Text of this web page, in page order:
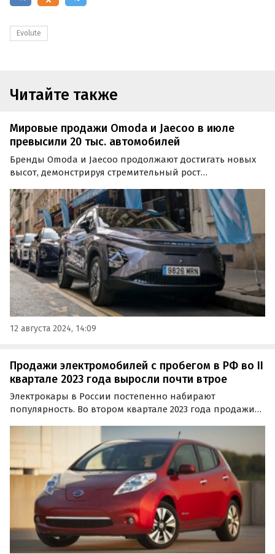
Evolute
Читайте также
Мировые продажи Omoda и Jaecoo в июле
превысили 20 тыс. автомобилей
Бренды Omoda и Jaecoo продолжают достигать новых
высот, демонстрируя стремительный рост
глобальных продаж Omoda и Jaecoo составил 20 184
единицы, при том что на протяжении уже трех месяцев
к ряду этот…
12 августа 2024, 14:09
Продажи электромобилей с пробегом в РФ во II
квартале 2023 года выросли почти втрое
Электрокары в России постепенно набирают
популярность. Во втором квартале 2023 года продажи
выросли на 182,5% по сравнению с аналогичным
периодом прошлого года, сообщают «Автоновости
дня» со ссылкой на…